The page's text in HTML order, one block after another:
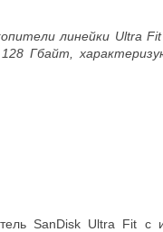
линейки Ultra
Гбайт,
SanDisk Ultra